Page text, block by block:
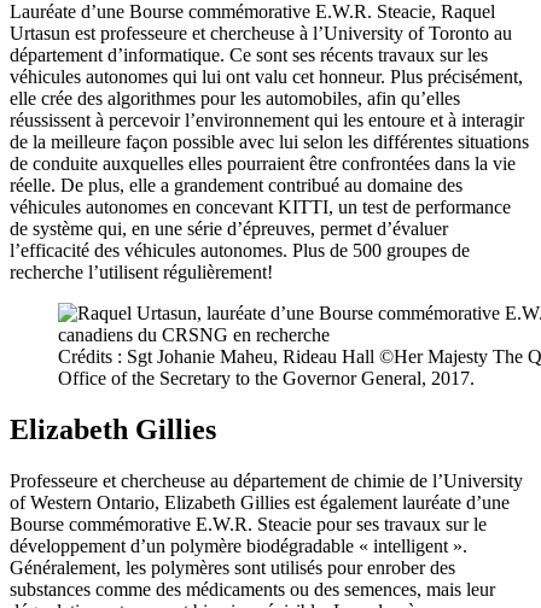
Lauréate d’une Bourse commémorative E.W.R. Steacie, Raquel
Urtasun est professeure et chercheuse à l’University of Toronto au
département d’informatique. Ce sont ses récents travaux sur les
véhicules autonomes qui lui ont valu cet honneur. Plus précisément,
elle crée des algorithmes pour les automobiles, afin qu’elles
réussissent à percevoir l’environnement qui les entoure et à interagir
de la meilleure façon possible avec lui selon les différentes situations
de conduite auxquelles elles pourraient être confrontées dans la vie
réelle. De plus, elle a grandement contribué au domaine des
véhicules autonomes en concevant KITTI, un test de performance
de système qui, en une série d’épreuves, permet d’évaluer
l’efficacité des véhicules autonomes. Plus de 500 groupes de
recherche l’utilisent régulièrement!
Crédits : Sgt Johanie Maheu, Rideau Hall ©Her Majesty The
Office of the Secretary to the Governor General, 2017.
Elizabeth Gillies
Professeure et chercheuse au département de chimie de l’University
of Western Ontario, Elizabeth Gillies est également lauréate d’une
Bourse commémorative E.W.R. Steacie pour ses travaux sur le
développement d’un polymère biodégradable « intelligent ».
Généralement, les polymères sont utilisés pour enrober des
substances comme des médicaments ou des semences, mais leur